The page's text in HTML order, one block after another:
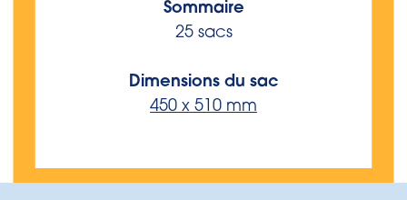
Sommaire
25 sacs
Dimensions du sac
450 x 510 mm